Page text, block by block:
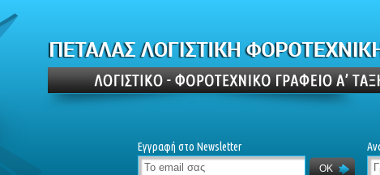
Εγγραφή στο Newsletter
OK